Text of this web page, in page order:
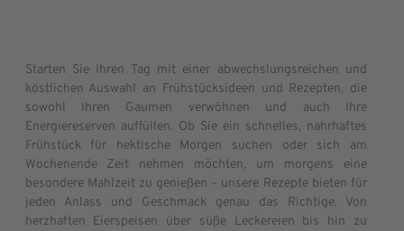
Starten Sie Ihren Tag mit einer abwechslungsreichen und
köstlichen Auswahl an Frühstücksideen und Rezepten, die
sowohl Ihren Gaumen verwöhnen und auch Ihre
Energiereserven auffüllen. Ob Sie ein schnelles, nahrhaftes
Frühstück für hektische Morgen suchen oder sich am
Wochenende Zeit nehmen möchten, um morgens eine
besondere Mahlzeit zu genießen – unsere Rezepte bieten für
jeden Anlass und Geschmack genau das Richtige. Von
herzhaften Eierspeisen über süße Leckereien bis hin zu